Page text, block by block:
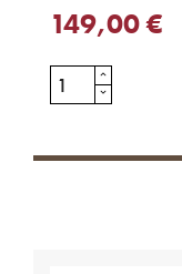
149,00 €